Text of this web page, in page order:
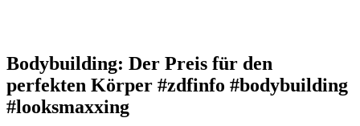
Bodybuilding: Der Preis für den
perfekten Körper #zdfinfo #bodybuilding
#looksmaxxing